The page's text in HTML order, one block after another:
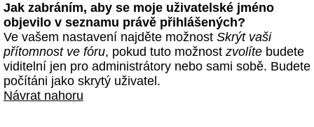
Jak zabráním, aby se moje uživatelské jméno
objevilo v seznamu právě přihlášených?
Ve vašem nastavení najděte možnost Skrýt vaši
přítomnost ve fóru, pokud tuto možnost zvolíte budete
viditelní jen pro administrátory nebo sami sobě. Budete
počítáni jako skrytý uživatel.
Návrat nahoru